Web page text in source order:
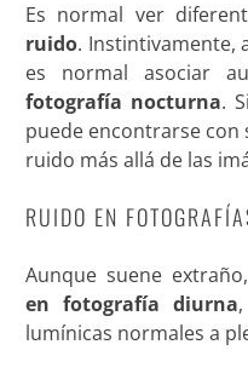
Es normal ver
ruido. Instintivamente,
es normal asociar
fotografía nocturna.
puede encontrarse con
ruido más allá de las
RUIDO EN
Aunque suene
en fotografía diurna
lumínicas normales a